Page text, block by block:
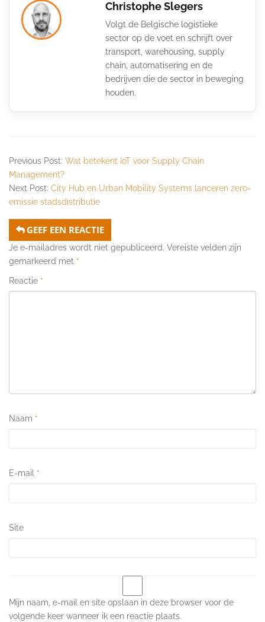
Christophe Slegers
Volgt de Belgische logistieke
sector op de voet en schrijft over
transport, warehousing, supply
chain, automatisering en de
bedrijven die de sector in beweging
houden.
Previous Post: Wat betekent IoT voor Supply Chain
Management?
Next Post: City Hub en Urban Mobility Systems lanceren zero-
emissie stadsdistributie
GEEF EEN REACTIE
Je e-mailadres wordt niet gepubliceerd. Vereiste velden zijn
gemarkeerd met *
Reactie *
Naam *
E-mail *
Site
Mijn naam, e-mail en site opslaan in deze browser voor de
volgende keer wanneer ik een reactie plaats.